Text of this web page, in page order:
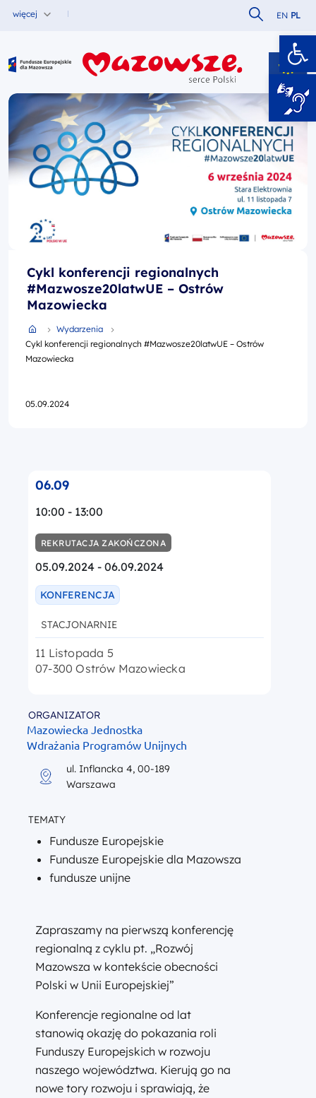
więcej Szukaj w
EN PL
Fundusze Europejskie dla Mazowsza
Cykl konferencji regionalnych
#Mazwosze20latwUE – Ostrów
Mazowiecka
Przejdź do strony głównej portalu
Wydarzenia
Cykl konferencji regionalnych #Mazwosze20latwUE – Ostrów
Mazowiecka
05.09.2024
TEMATY
Fundusze Europejskie
Fundusze Europejskie dla Mazowsza
fundusze unijne
Zapraszamy na pierwszą konferencję
regionalną z cyklu pt. „Rozwój
Mazowsza w kontekście obecności
Polski w Unii Europejskiej”
Konferencje regionalne od lat
stanowią okazję do pokazania roli
Funduszy Europejskich w rozwoju
naszego województwa. Kierują go na
nowe tory rozwoju i sprawiają, że
06.09
10:00 - 13:00
REKRUTACJA ZAKOŃCZONA
05.09.2024 - 06.09.2024
KONFERENCJA
STACJONARNIE
11 Listopada 5
07-300 Ostrów Mazowiecka
ORGANIZATOR
Mazowiecka Jednostka
Wdrażania Programów Unijnych
ul. Inflancka 4, 00-189
Warszawa